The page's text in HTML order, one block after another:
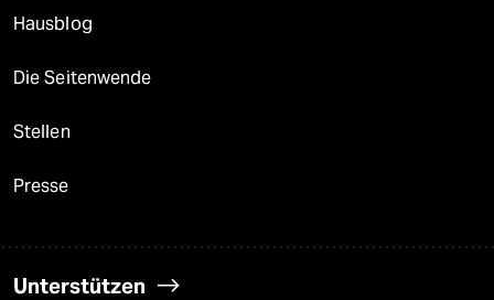
Hausblog
Die Seitenwende
Stellen
Presse
Unterstützen